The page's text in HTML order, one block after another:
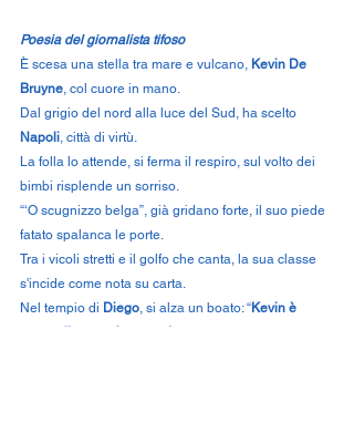
Poesia del giornalista tifoso
È scesa una stella tra mare e vulcano, Kevin De
Bruyne , col cuore in mano.
Dal grigio del nord alla luce del Sud, ha scelto
Napoli , città di virtù.
La folla lo attende, si ferma il respiro, sul volto dei
bimbi risplende un sorriso.
“‘O scugnizzo belga”, già gridano forte, il suo piede
fatato spalanca le porte.
Tra i vicoli stretti e il golfo che canta, la sua classe
s'incide come nota su carta.
Nel tempio di Diego , si alza un boato: “Kevin è
nostro, il sogno è tornato!